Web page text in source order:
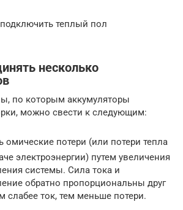
теплый пол
несколько
по которым аккумуляторы
можно свести к следующим:
омические потери (или потери тепла
электроэнергии) путем увеличения
системы. Сила тока и
обратно пропорциональны друг
слабее ток, тем меньше потери.